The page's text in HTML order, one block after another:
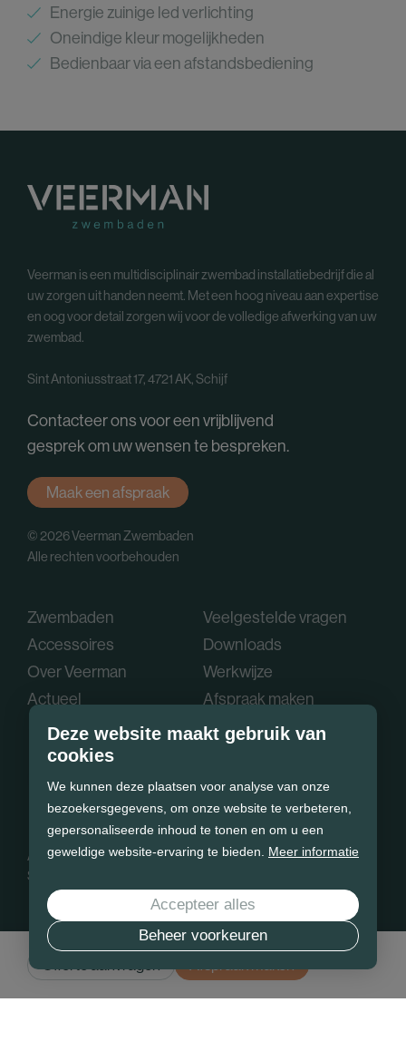
Deze website maakt gebruik van
cookies
We kunnen deze plaatsen voor analyse van onze
bezoekersgegevens, om onze website te verbeteren,
gepersonaliseerde inhoud te tonen en om u een
geweldige website-ervaring te bieden. Meer informatie
Beheer voorkeuren
Accepteer alles
Energie zuinige led verlichting
Oneindige kleur mogelijkheden
Bedienbaar via een afstandsbediening
Veerman is een multidisciplinair zwembad installatiebedrijf die al
uw zorgen uit handen neemt. Met een hoog niveau aan expertise
en oog voor detail zorgen wij voor de volledige afwerking van uw
zwembad.
Sint Antoniusstraat 17, 4721 AK, Schijf
Contacteer ons voor een vrijblijvend
gesprek om uw wensen te bespreken.
Maak een afspraak
© 2026 Veerman Zwembaden
Alle rechten voorbehouden
Zwembaden
Accessoires
Over Veerman
Actueel
Veelgestelde vragen
Downloads
Werkwijze
Afspraak maken
Algemene voorwaardenPrivacy policyCookie statement
Sitemap